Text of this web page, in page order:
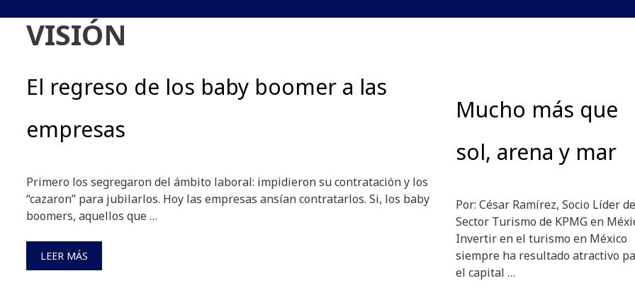
VISIÓN
El regreso de los baby boomer a las
empresas
Primero los segregaron del ámbito laboral: impidieron su contratación y los
“cazaron” para jubilarlos. Hoy las empresas ansían contratarlos. Si, los baby
boomers, aquellos que …
LEER MÁS
Mucho más que
sol, arena y mar
Por: César Ramírez, Socio Líder
Sector Turismo de KPMG en
Invertir en el turismo en México
siempre ha resultado atractivo
el capital …